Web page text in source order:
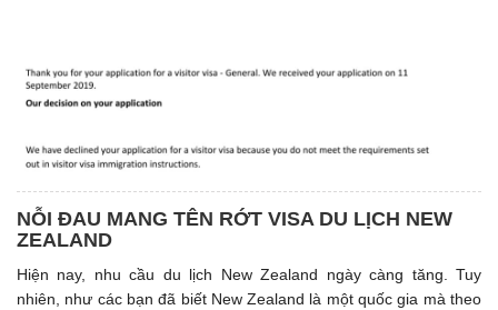
NỖI ĐAU MANG TÊN RỚT VISA DU LỊCH NEW
ZEALAND
Hiện nay, nhu cầu du lịch New Zealand ngày càng tăng. Tuy
nhiên, như các bạn đã biết New Zealand là một quốc gia mà theo